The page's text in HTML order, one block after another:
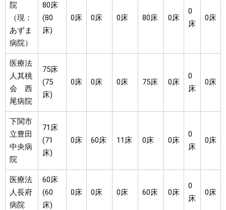
院
（現：
あずま
病院）
80床
(80
床)
0床 0床 0床 80床 0床
0
床
0床
医療法
人其桃
会 西
尾病院
75床
(75
床)
0床 0床 0床 75床 0床
0
床
0床
下関市
立豊田
中央病
院
71床
(71
床)
0床 60床 11床 0床 0床
0
床
0床
医療法
人長府
病院
60床
(60
床)
0床 0床 0床 60床 0床
0
床
0床